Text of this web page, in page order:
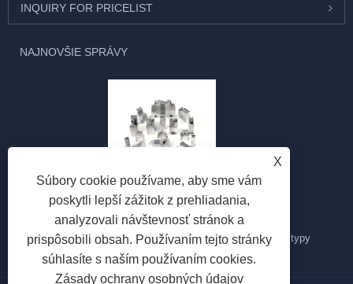
INQUIRY FOR PRICELIST
NAJNOVŠIE SPRÁVY
Aké sú typy procesov obrábania presných dielov?
2025/04/30
Proces presného obrábania obsahuje hlavne nasledujúce typy
X
Súbory cookie používame, aby sme vám
poskytli lepší zážitok z prehliadania,
analyzovali návštevnosť stránok a
prispôsobili obsah. Používaním tejto stránky
súhlasíte s naším používaním cookies.
Zásady ochrany osobných údajov